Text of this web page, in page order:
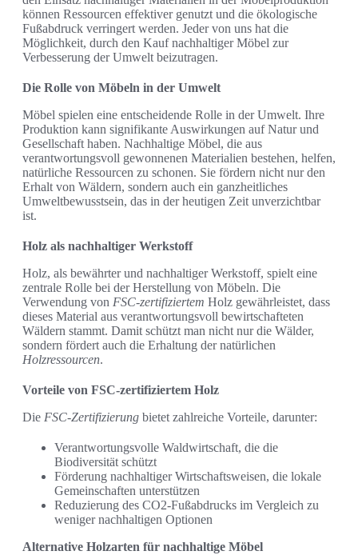
können Ressourcen effektiver genutzt und die ökologische
Fußabdruck verringert werden. Jeder von uns hat die
Möglichkeit, durch den Kauf nachhaltiger Möbel zur
Verbesserung der Umwelt beizutragen.
Die Rolle von Möbeln in der Umwelt
Möbel spielen eine entscheidende Rolle in der Umwelt. Ihre
Produktion kann signifikante Auswirkungen auf Natur und
Gesellschaft haben. Nachhaltige Möbel, die aus
verantwortungsvoll gewonnenen Materialien bestehen, helfen,
natürliche Ressourcen zu schonen. Sie fördern nicht nur den
Erhalt von Wäldern, sondern auch ein ganzheitliches
Umweltbewusstsein, das in der heutigen Zeit unverzichtbar
ist.
Holz als nachhaltiger Werkstoff
Holz, als bewährter und nachhaltiger Werkstoff, spielt eine
zentrale Rolle bei der Herstellung von Möbeln. Die
Verwendung von FSC-zertifiziertem Holz gewährleistet, dass
dieses Material aus verantwortungsvoll bewirtschafteten
Wäldern stammt. Damit schützt man nicht nur die Wälder,
sondern fördert auch die Erhaltung der natürlichen
Holzressourcen.
Vorteile von FSC-zertifiziertem Holz
Die FSC-Zertifizierung bietet zahlreiche Vorteile, darunter:
Verantwortungsvolle Waldwirtschaft, die die
Biodiversität schützt
Förderung nachhaltiger Wirtschaftsweisen, die lokale
Gemeinschaften unterstützen
Reduzierung des CO2-Fußabdrucks im Vergleich zu
weniger nachhaltigen Optionen
Alternative Holzarten für nachhaltige Möbel